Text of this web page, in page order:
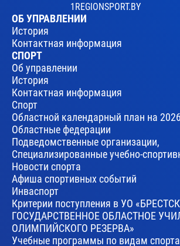
1REGIONSPORT.BY
ОБ УПРАВЛЕНИИ
История
Контактная информация
СПОРТ
Об управлении
История
Контактная информация
Спорт
Областной календарный план на
Областные федерации
Подведомственные организации,
Специализированные учебно-
Новости спорта
Афиша спортивных событий
Инваспорт
Критерии поступления в УО
ГОСУДАРСТВЕННОЕ ОБЛАСТНОЕ
ОЛИМПИЙСКОГО РЕЗЕРВА»
Учебные программы по видам спорта